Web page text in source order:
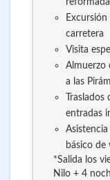
carretera
Visita
Almuerzo
a las
entradas
básico de
*Salida los
Nilo + 4